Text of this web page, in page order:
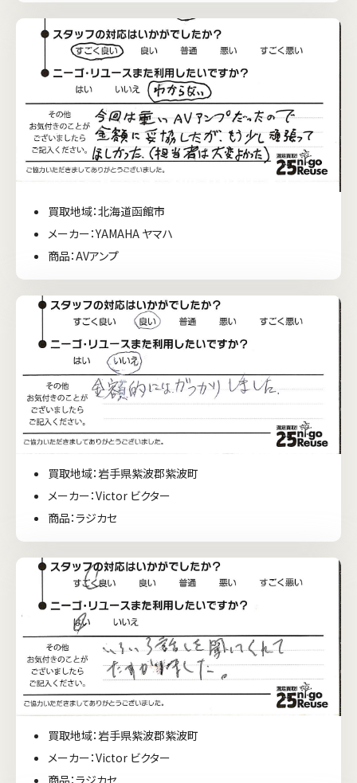
買取地域：北海道函館市
メーカー：YAMAHA ヤマハ
商品：AVアンプ
買取地域：岩手県紫波郡紫波町
メーカー：Victor ビクター
商品：ラジカセ
買取地域：岩手県紫波郡紫波町
メーカー：Victor ビクター